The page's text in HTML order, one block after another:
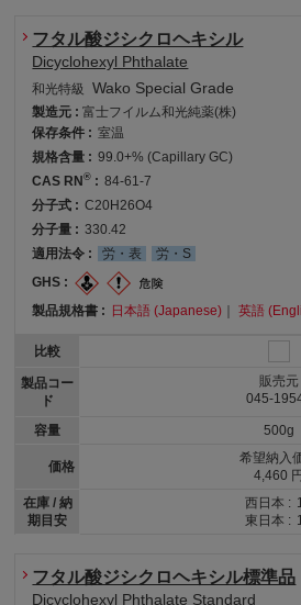
フタル酸ジシクロヘキシル
Dicyclohexyl Phthalate
和光特級 Wako Special Grade
製造元 :富士フイルム和光純薬(株)
保存条件 : 室温
規格含量 : 99.0+% (Capillary GC)
CAS RN® : 84-61-7
分子式 : C20H26O4
分子量 : 330.42
適用法令 :
労・表
労・S
GHS :
製品規格書 :
日本語 (Japanese) ｜英語
比較
製品コー
ド
容量
価格
在庫 / 納
期目安
販売元
045-
500g
希望納入
4,460 円
西日本 :
東日本 :
フタル酸ジシクロヘキシル標準品
Dicyclohexyl Phthalate Standard